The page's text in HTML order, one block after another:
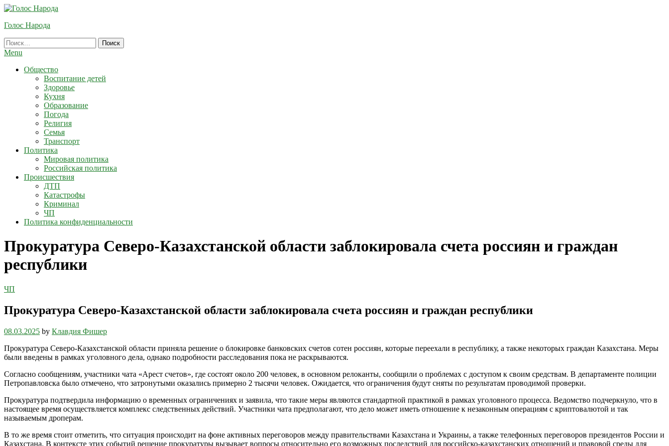
Skip
Content
Голос Народа
Найти:
Menu
Общество
Воспитание детей
Здоровье
Кухня
Образование
Погода
Религия
Семья
Транспорт
Политика
Мировая политика
Российская политика
Происшествия
ДТП
Катастрофы
Криминал
ЧП
Политика конфиденциальности
Прокуратура Северо-Казахстанской области заблокировала счета россиян и граждан
республики
ЧП
Прокуратура Северо-Казахстанской области заблокировала счета россиян и граждан республики
08.03.2025 by Клавдия Фишер
Прокуратура Северо-Казахстанской области приняла решение о блокировке банковских счетов сотен россиян, которые переехали в республику, а также некоторых граждан Казахстана. Меры
были введены в рамках уголовного дела, однако подробности расследования пока не раскрываются.
Согласно сообщениям, участники чата «Арест счетов», где состоят около 200 человек, в основном релоканты, сообщили о проблемах с доступом к своим средствам. В департаменте полиции
Петропавловска было отмечено, что затронутыми оказались примерно 2 тысячи человек. Ожидается, что ограничения будут сняты по результатам проводимой проверки.
Прокуратура подтвердила информацию о временных ограничениях и заявила, что такие меры являются стандартной практикой в рамках уголовного процесса. Ведомство подчеркнуло, что в
настоящее время осуществляется комплекс следственных действий. Участники чата предполагают, что дело может иметь отношение к незаконным операциям с криптовалютой и так
называемым дроперам.
В то же время стоит отметить, что ситуация происходит на фоне активных переговоров между правительствами Казахстана и Украины, а также телефонных переговоров президентов России и
Казахстана. В контексте этих событий решение прокуратуры вызывает вопросы относительно его возможных последствий для российско-казахстанских отношений и правовой среды для